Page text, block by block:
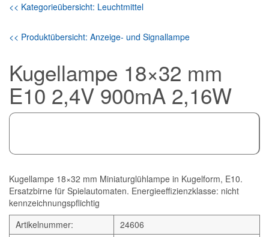
<< Kategorieübersicht: Leuchtmittel
<< Produktübersicht: Anzeige- und Signallampe
Kugellampe 18×32 mm
E10 2,4V 900mA 2,16W
Kugellampe 18×32 mm Miniaturglühlampe in Kugelform, E10.
Ersatzbirne für Spielautomaten. Energieeffizienzklasse: nicht
kennzeichnungspflichtig
Artikelnummer:
24606